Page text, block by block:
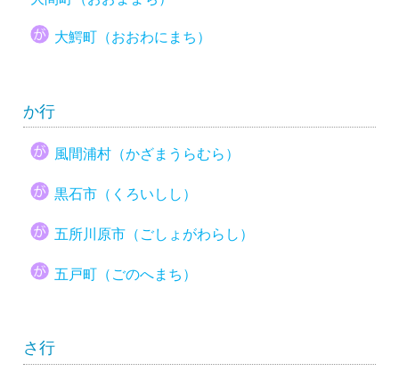
大鰐町（おおわにまち）
か行
風間浦村（かざまうらむら）
黒石市（くろいしし）
五所川原市（ごしょがわらし）
五戸町（ごのへまち）
さ行